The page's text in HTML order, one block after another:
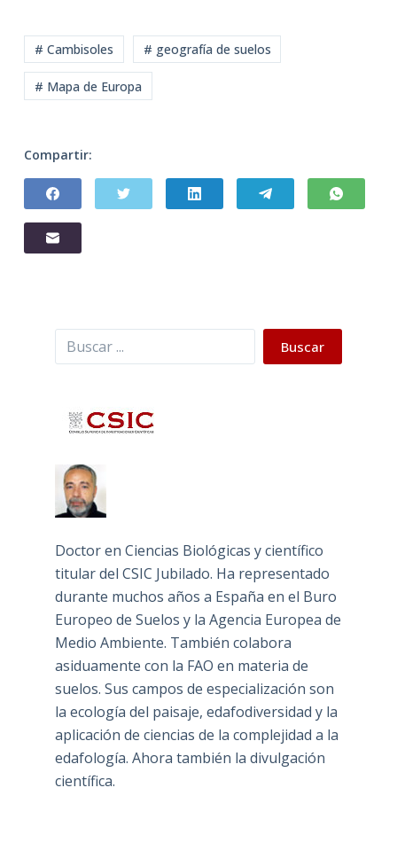
# Cambisoles # geografía de suelos
# Mapa de Europa
Compartir:
Buscar Buscar
Doctor en Ciencias Biológicas y científico
titular del CSIC Jubilado. Ha representado
durante muchos años a España en el Buro
Europeo de Suelos y la Agencia Europea de
Medio Ambiente. También colabora
asiduamente con la FAO en materia de
suelos. Sus campos de especialización son
la ecología del paisaje, edafodiversidad y la
aplicación de ciencias de la complejidad a la
edafología. Ahora también la divulgación
científica.